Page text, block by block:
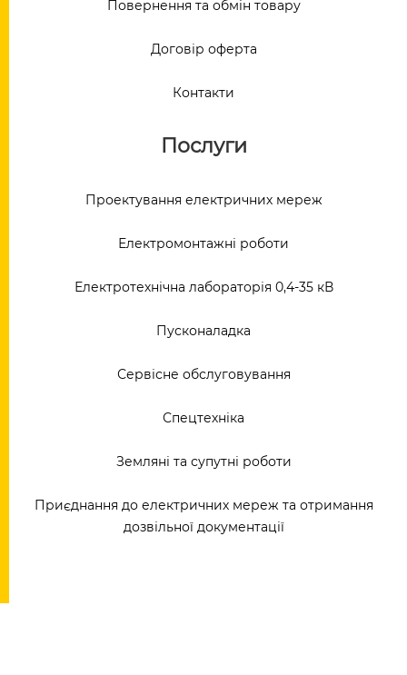
Повернення та обмін товару
Договір оферта
Контакти
Послуги
Проектування електричних мереж
Електромонтажні роботи
Електротехнічна лабораторія 0,4-35 кВ
Пусконаладка
Сервісне обслуговування
Спецтехніка
Земляні та супутні роботи
Приєднання до електричних мереж та отримання
дозвільної документації